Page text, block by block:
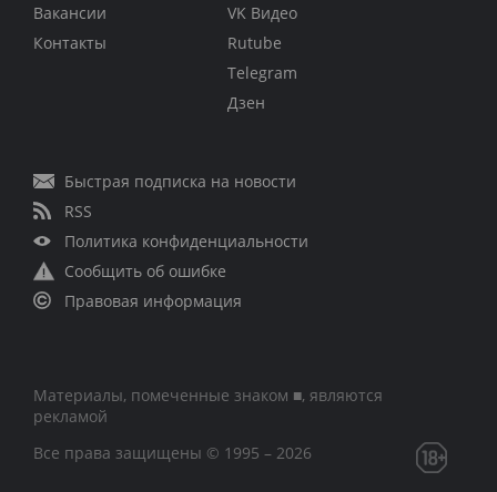
Вакансии
Контакты
VK Видео
Rutube
Telegram
Дзен
Быстрая подписка на новости
RSS
Политика конфиденциальности
Сообщить об ошибке
Правовая информация
Материалы, помеченные знаком ■, являются
рекламой
Все права защищены © 1995 – 2026